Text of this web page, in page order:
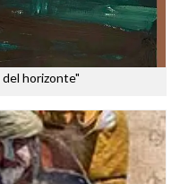
horizonte"